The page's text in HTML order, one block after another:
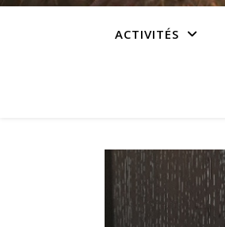
ACTIVITÉS